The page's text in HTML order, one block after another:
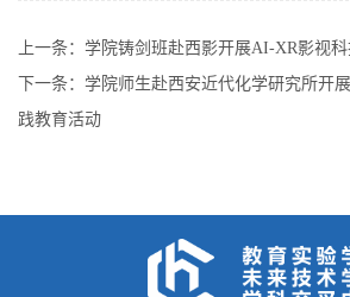
上一条： 学院铸剑班赴西影开展AI-XR影视
下一条： 学院师生赴西安近代化学研究所开
践教育活动